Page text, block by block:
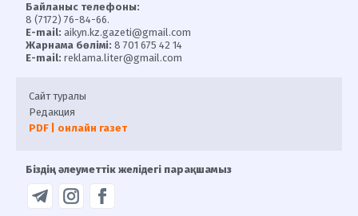
Байланыс телефоны:
8 (7172) 76-84-66.
E-mail: aikyn.kz.gazeti@gmail.com
Жарнама бөлімі: 8 701 675 42 14
E-mail: reklama.liter@gmail.com
Сайт туралы
Редакция
PDF | онлайн газет
Біздің әлеуметтік желідегі парақшамыз